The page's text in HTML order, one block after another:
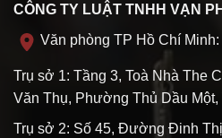
CÔNG TY LUẬT TNHH VẠN
Văn phòng TP Hồ Chí Minh:
Trụ sở 1: Tầng 3, Toà Nhà The
Văn Thụ, Phường Thủ Dầu
Trụ sở 2: Số 45, Đường Đinh